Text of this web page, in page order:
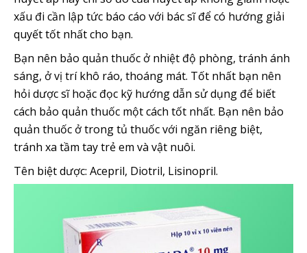
xấu đi cần lập tức báo cáo với bác sĩ để có hướng giải
quyết tốt nhất cho bạn.
Bạn nên bảo quản thuốc ở nhiệt độ phòng, tránh ánh
sáng, ở vị trí khô ráo, thoáng mát. Tốt nhất bạn nên
hỏi dược sĩ hoặc đọc kỹ hướng dẫn sử dụng để biết
cách bảo quản thuốc một cách tốt nhất. Bạn nên bảo
quản thuốc ở trong tủ thuốc với ngăn riêng biệt,
tránh xa tầm tay trẻ em và vật nuôi.
Tên biệt dược: Acepril, Diotril, Lisinopril.